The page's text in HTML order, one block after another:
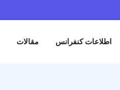
اطلاعات کنفرانس مقالات